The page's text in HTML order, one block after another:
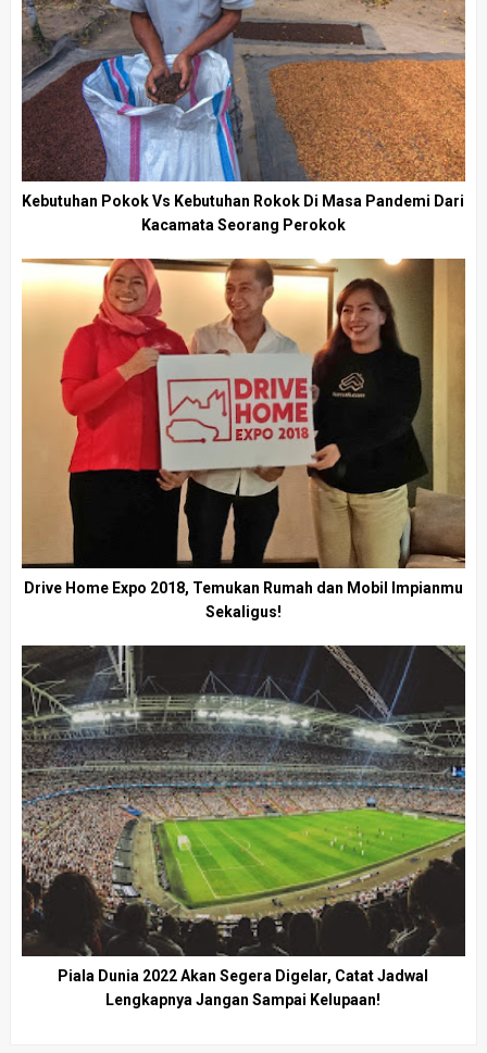
Kebutuhan Pokok Vs Kebutuhan Rokok Di Masa Pandemi Dari
Kacamata Seorang Perokok
Drive Home Expo 2018, Temukan Rumah dan Mobil Impianmu
Sekaligus!
Piala Dunia 2022 Akan Segera Digelar, Catat Jadwal
Lengkapnya Jangan Sampai Kelupaan!